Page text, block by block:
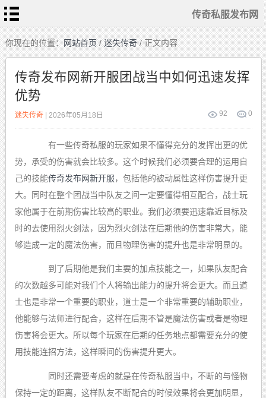
传奇私服发布网
首
页
传
奇
私
服
变
态
传
奇
1.76
复
古
迷
失
传
奇
单
职
业
传
奇
你现在的位置：网站首页/迷失传奇/ 正文内容
传奇发布网新开服团战当中如何迅速发挥
优势
92 0
迷失传奇| 2026年05月18日
有一些传奇私服的玩家如果不懂得充分的发挥出更的优
势，承受的伤害就会比较多。这个时候我们必须要合理的运用自
己的技能传奇发布网新开服，包括他的被动属性这样伤害提升更
大。同时在整个团战当中队友之间一定要懂得相互配合，战士玩
家他属于在前期伤害比较高的职业。我们必须要迅速靠近目标及
时的去使用烈火剑法，因为烈火剑法在后期他的伤害非常大，能
够造成一定的魔法伤害，而且物理伤害的提升也是非常明显的。
到了后期他是我们主要的加点技能之一，如果队友配合
的次数越多可能对我们个人将输出能力的提升将会更大。而且道
士也是非常一个重要的职业，道士是一个非常重要的辅助职业，
他能够与法师进行配合，这样在后期不管是魔法伤害或者是物理
伤害将会更大。所以每个玩家在后期的任务地点都需要充分的使
用技能连招方法，这样瞬间的伤害提升更大。
同时还需要考虑的就是在传奇私服当中，不断的与怪物
保持一定的距离，这样队友不断配合的时候效果将会更加明显，